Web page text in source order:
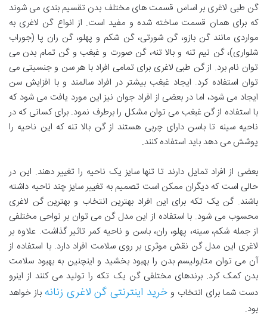
گن طبی لاغری بر اساس قسمت های مختلف بدن تقسیم بندی می شوند
که برای همان قسمت ساخته شده و مفید است. از انواع گن لاغری به
مواردی مانند گن بازو، گن شورتی، گن شکم و پهلو، گن ران پا (جوراب
شلواری)، گن نیم تنه و بالا تنه، گن صورت و غبغب و گن تمام بدن می
توان نام برد. از گن طبی لاغری برای تمامی افراد با هر سن و جنسیتی می
توان استفاده کرد. ایجاد غبغب بیشتر در افراد سالمند و با افزایش سن
ایجاد می شود، اما در بعضی از افراد جوان نیز این مورد یافت می شود که
با استفاده از گن غبغب می توان مشکل را برطرف نمود. برای کسانی که در
ناحیه سینه تا باسن دارای چربی هستند از گن بالا تنه که این ناحیه را
پوشش می دهد باید استفاده کنند.
بعضی از افراد تمایل دارند تا تنها سایز یک ناحیه را تغییر دهند. این در
حالی است که دیگران ممکن است تصمیم به تغییر سایز چند ناحیه داشته
باشند. گن یک تکه برای این افراد بهترین انتخاب و بهترین گن لاغری
محسوب می شود. با استفاده از این مدل گن می توان بر نواحی مختلفی
از جمله شکم، سینه، پهلو، ران، باسن و ناحیه کمر تاثیر گذاشت. علاوه بر
لاغری این مدل گن نقش موثری بر روی سلامت افراد دارد. با استفاده از
آن می توان متابولیسم بدن را بهبود بخشید و اینچنین به بهبود سلامت
بدن کمک کرد. برندهای مختلفی گن یک تکه را تولید می کنند از اینرو
دست شما برای انتخاب و خرید اینترنتی گن لاغری زنانه باز خواهد
بود.